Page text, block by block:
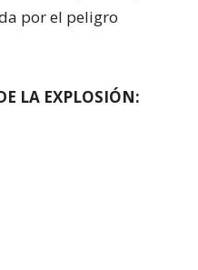
por el peligro
LA EXPLOSIÓN: